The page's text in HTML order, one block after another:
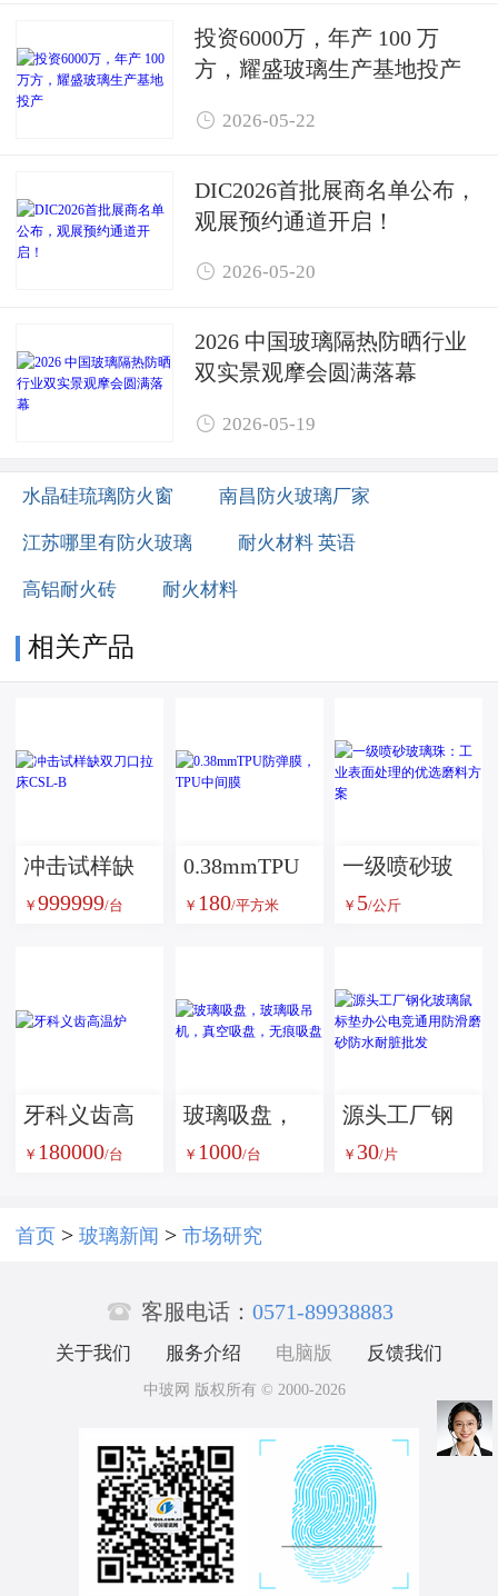
投资6000万，年产 100 万
方，耀盛玻璃生产基地投产
 2026-05-22
DIC2026首批展商名单公布，
观展预约通道开启！
 2026-05-20
2026 中国玻璃隔热防晒行业
双实景观摩会圆满落幕
 2026-05-19
水晶硅琉璃防火窗 南昌防火玻璃厂家
江苏哪里有防火玻璃 耐火材料 英语
高铝耐火砖 耐火材料
相关产品
冲击试样缺
双刀口拉床
￥ 999999/台
0.38mmTPU
防弹膜，TPU
￥ 180/平方米
一级喷砂玻
璃珠：工业
案
￥ 5/公斤
牙科义齿高
温炉
￥ 180000/台
玻璃吸盘，
玻璃吸吊
盘，无痕吸
￥ 1000/台
源头工厂钢
化玻璃鼠标
批发
￥ 30/片
首页 > 玻璃新闻 > 市场研究
 客服电话： 0571-89938883
关于我们 服务介绍 电脑版 反馈我们
中玻网 版权所有 © 2000-2026